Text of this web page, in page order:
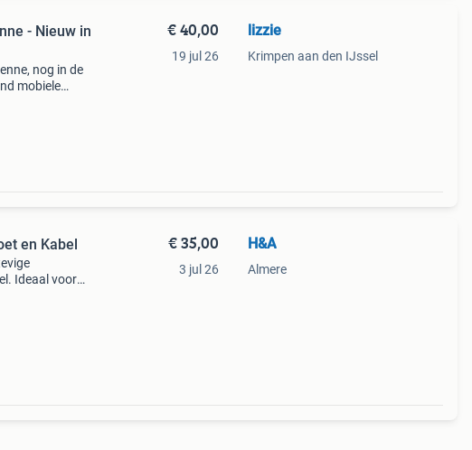
- Nieuw in
nog in de
mobiele
€ 40,00
19 jul 26
lizzie
Krimpen aan den IJssel
en Kabel
Ideaal voor
€ 35,00
3 jul 26
H&A
Almere